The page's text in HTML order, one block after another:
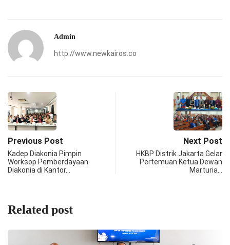
Admin
http://www.newkairos.co
Previous Post
Kadep Diakonia Pimpin
Worksop Pemberdayaan
Diakonia di Kantor…
Next Post
HKBP Distrik Jakarta Gelar
Pertemuan Ketua Dewan
Marturia…
Related post